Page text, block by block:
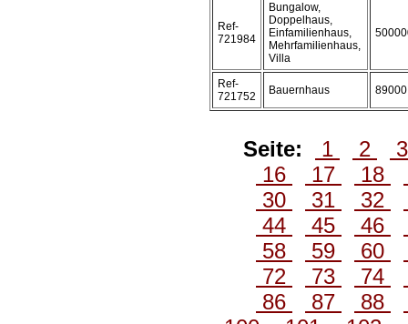
Ref-
721984
Bungalow,
Doppelhaus,
Einfamilienhaus,
Mehrfamilienhaus,
Villa
Ref-
721752
Bauernhaus 89000
Seite: 1 2
16
17 18
30
31 32
44
45 46
58
59 60
72
73 74
86
87 88